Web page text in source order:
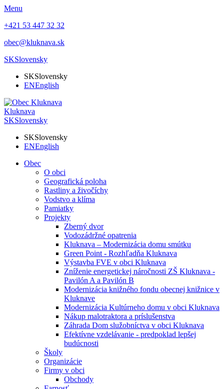
Menu
+421 53 447 32 32
obec@kluknava.sk
SKSlovensky
SKSlovensky
ENEnglish
Kluknava
SKSlovensky
SKSlovensky
ENEnglish
Obec
O obci
Geografická poloha
Rastliny a živočíchy
Vodstvo a klíma
Pamiatky
Projekty
Zberný dvor
Vodozádržné opatrenia
Kluknava – Modernizácia domu smútku
Green Point - Rozhľadňa Kluknava
Výstavba FVE v obci Kluknava
Zníženie energetickej náročnosti ZŠ Kluknava -
Pavilón A a Pavilón B
Modernizácia knižného fondu obecnej knižnice v
Kluknave
Modernizácia Kultúrneho domu v obci Kluknava
Nákup malotraktora a príslušenstva
Záhrada Dom služobníctva v obci Kluknava
Efektívne vzdelávanie - predpoklad lepšej
budúcnosti
Školy
Organizácie
Firmy v obci
Obchody